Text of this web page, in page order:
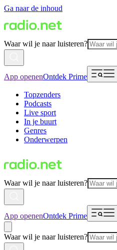
Ga naar de inhoud
Waar wil je naar luisteren?
App openenOntdek Prime
Topzenders
Podcasts
Live sport
In je buurt
Genres
Onderwerpen
Waar wil je naar luisteren?
App openenOntdek Prime
Waar wil je naar luisteren?